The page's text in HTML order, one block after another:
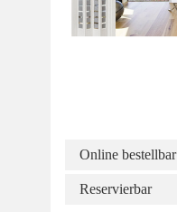
Online bestellbar
Reservierbar